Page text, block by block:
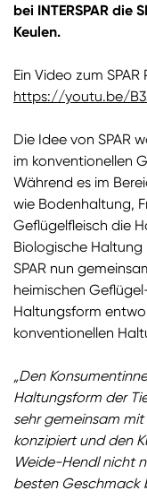
bei INTERSPAR die
Keulen.
Ein Video zum
https://youtu.be/
Die Idee von SPAR
im konventionellen
Während es im
wie Bodenhaltung,
Geflügelfleisch die
Biologische
SPAR nun
heimischen
Haltungsform
konventionellen
„Den
Haltungsform der
sehr gemeinsam
konzipiert und den
Weide-Hendl nicht
besten Geschmack